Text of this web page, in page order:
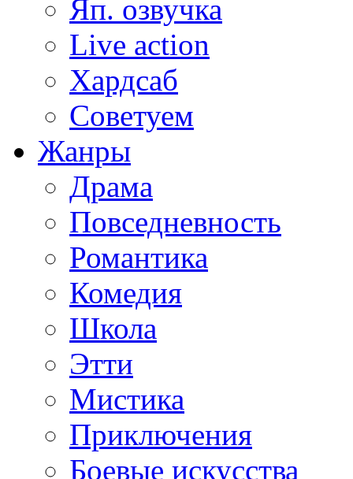
Яп. озвучка
Live action
Хардсаб
Советуем
Жанры
Драма
Повседневность
Романтика
Комедия
Школа
Этти
Мистика
Приключения
Боевые искусства